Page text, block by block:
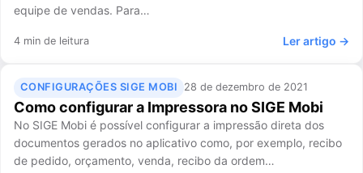
equipe de vendas. Para…
4 min de leitura Ler artigo →
CONFIGURAÇÕES SIGE MOBI 28 de dezembro de 2021
Como configurar a Impressora no SIGE Mobi
No SIGE Mobi é possível configurar a impressão direta dos
documentos gerados no aplicativo como, por exemplo, recibo
de pedido, orçamento, venda, recibo da ordem…